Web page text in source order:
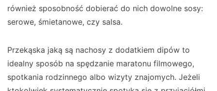
również sposobność dobierać do nich dowolne sosy:
serowe, śmietanowe, czy salsa.
Przekąska jaką są nachosy z dodatkiem dipów to
idealny sposób na spędzanie maratonu filmowego,
spotkania rodzinnego albo wizyty znajomych. Jeżeli